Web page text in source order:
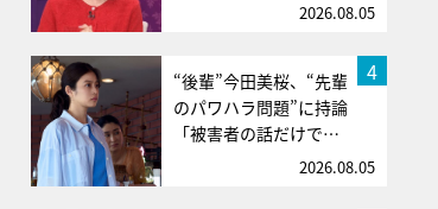
2026.08.05
4
“後輩”今田美桜、“先輩
のパワハラ問題”に持論
「被害者の話だけで…
2026.08.05